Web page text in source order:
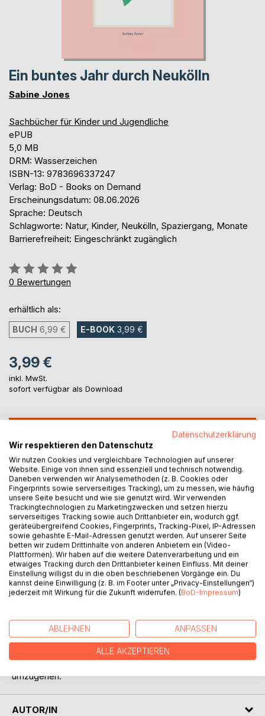
Ein buntes Jahr durch Neukölln
Sabine Jones
Sachbücher für Kinder und Jugendliche
ePUB
5,0 MB
DRM: Wasserzeichen
ISBN-13: 9783696337247
Verlag: BoD - Books on Demand
Erscheinungsdatum: 08.06.2026
Sprache: Deutsch
Schlagworte: Natur, Kinder, Neukölln, Spaziergang, Monate
Barrierefreiheit: Eingeschränkt zugänglich
Bewertung::
0%
0 Bewertungen
erhältlich als:
BUCH 6,99 € E-BOOK 3,99 €
3,99 €
inkl. MwSt.
sofort verfügbar als Download
Auf die Merkliste
Titel bewerten
BESCHREIBUNG
Sehenswürdigkeiten des Bezirks. Ziel ist es, dem Leser
Einblick in den Stadtteil Neukölln zu ermöglichen, mit einem
wachen Auge durch den Bezirk zu gehen und achtsamer
mit uns, den Tieren, Denkmälern und der Umwelt
umzugehen.
AUTOR/IN
Datenschutzerklärung
Wir respektieren den Datenschutz
Wir nutzen Cookies und vergleichbare Technologien auf unserer
Website. Einige von ihnen sind essenziell und technisch notwendig.
Daneben verwenden wir Analysemethoden (z. B. Cookies oder
Fingerprints sowie serverseitiges Tracking), um zu messen, wie häufig
unsere Seite besucht und wie sie genutzt wird. Wir verwenden
Trackingtechnologien zu Marketingzwecken und setzen hierzu
serverseitiges Tracking sowie auch Drittanbieter ein, wodurch ggf.
geräteübergreifend Cookies, Fingerprints, Tracking-Pixel, IP-Adressen
sowie gehashte E-Mail-Adressen genutzt werden. Auf unserer Seite
betten wir zudem Drittinhalte von anderen Anbietern ein (Video-
Plattformen). Wir haben auf die weitere Datenverarbeitung und ein
etwaiges Tracking durch den Drittanbieter keinen Einfluss. Mit deiner
Einstellung willigst du in die oben beschriebenen Vorgänge ein. Du
kannst deine Einwilligung (z. B. im Footer unter „Privacy-Einstellungen“)
jederzeit mit Wirkung für die Zukunft widerrufen. (BoD-Impressum)
ABLEHNEN ANPASSEN
ALLE AKZEPTIEREN